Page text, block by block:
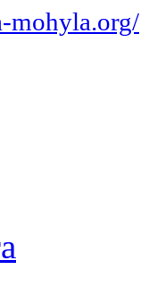
mohyla.org/